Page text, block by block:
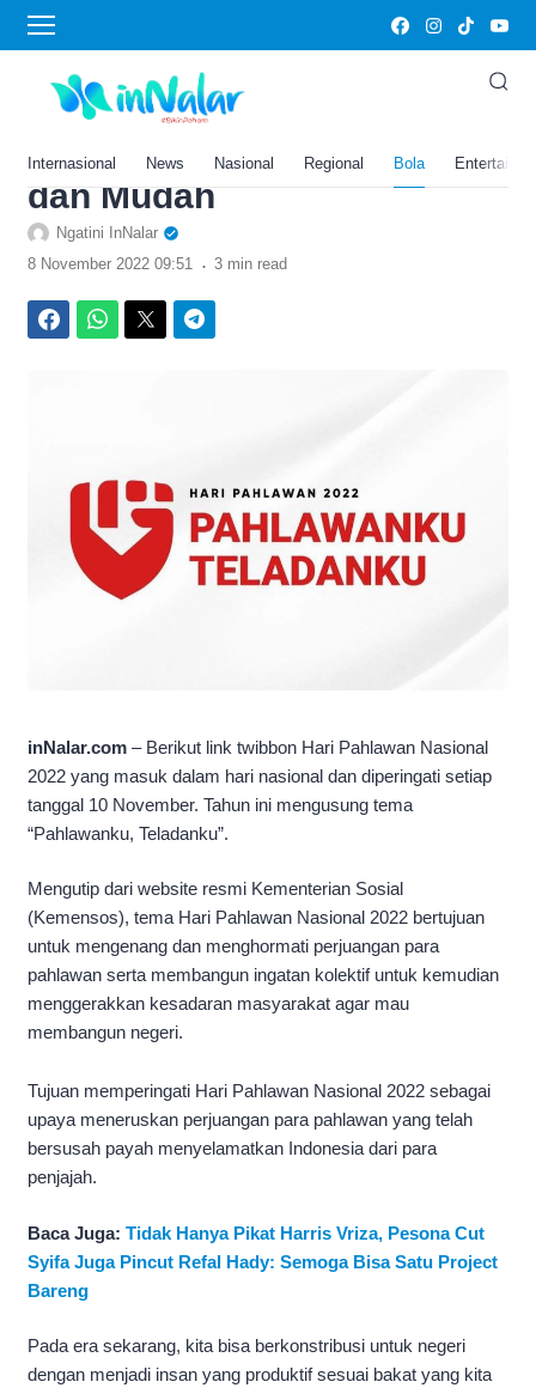
Internasional News Nasional Regional Bola
Home›Bola
Rayakan Hari Pahlawan
Nasional 2022, Simak Link
Twibbon Berikut Ini, Simple
dan Mudah
Ngatini InNalar
8 November 2022 09:51 . 3 min read
inNalar.com – Berikut link twibbon Hari Pahlawan Nasional
2022 yang masuk dalam hari nasional dan diperingati setiap
tanggal 10 November. Tahun ini mengusung tema
“Pahlawanku, Teladanku”.
Mengutip dari website resmi Kementerian Sosial
(Kemensos), tema Hari Pahlawan Nasional 2022 bertujuan
untuk mengenang dan menghormati perjuangan para
pahlawan serta membangun ingatan kolektif untuk kemudian
menggerakkan kesadaran masyarakat agar mau
membangun negeri.
Tujuan memperingati Hari Pahlawan Nasional 2022 sebagai
upaya meneruskan perjuangan para pahlawan yang telah
bersusah payah menyelamatkan Indonesia dari para
penjajah.
Baca Juga: Tidak Hanya Pikat Harris Vriza, Pesona Cut
Syifa Juga Pincut Refal Hady: Semoga Bisa Satu Project
Bareng
Pada era sekarang, kita bisa berkonstribusi untuk negeri
dengan menjadi insan yang produktif sesuai bakat yang kita